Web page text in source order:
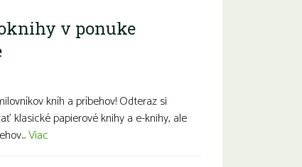
v ponuke
kníh a príbehov! Odteraz si
klasické papierové knihy a e-knihy, ale
Viac